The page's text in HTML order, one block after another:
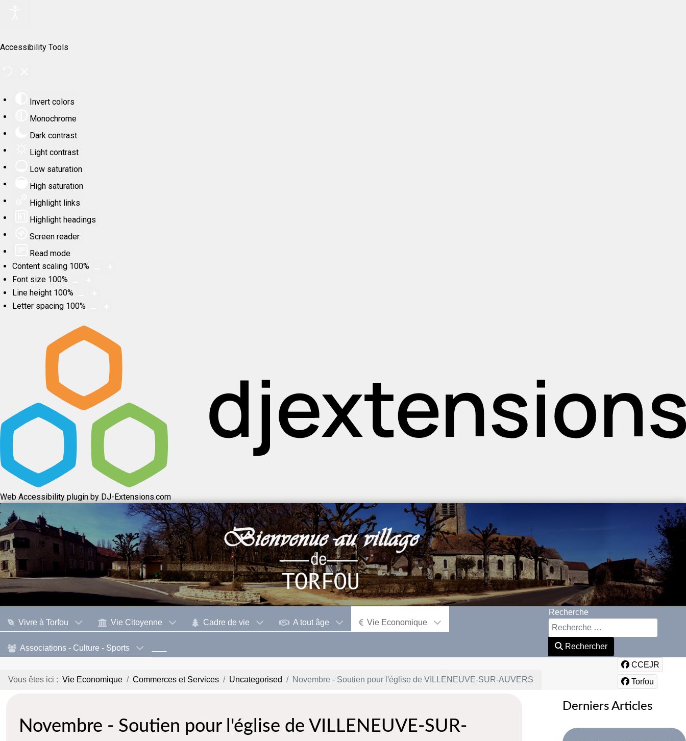
Accessibility Tools
Invert colors
Monochrome
Dark contrast
Light contrast
Low saturation
High saturation
Highlight links
Highlight headings
Screen reader
Read mode
Content scaling 100%
Font size 100%
Line height 100%
Letter spacing 100%
Web Accessibility plugin by DJ-Extensions.com
Vivre à Torfou Vie Citoyenne Cadre de vie A tout âge Vie Economique
Associations - Culture - Sports
Recherche
Rechercher
Vous êtes ici : Vie Economique Commerces et Services Uncategorised Novembre - Soutien pour l'église de VILLENEUVE-SUR-AUVERS
CCEJR
Torfou
Novembre - Soutien pour l'église de VILLENEUVE-SUR-
Derniers Articles